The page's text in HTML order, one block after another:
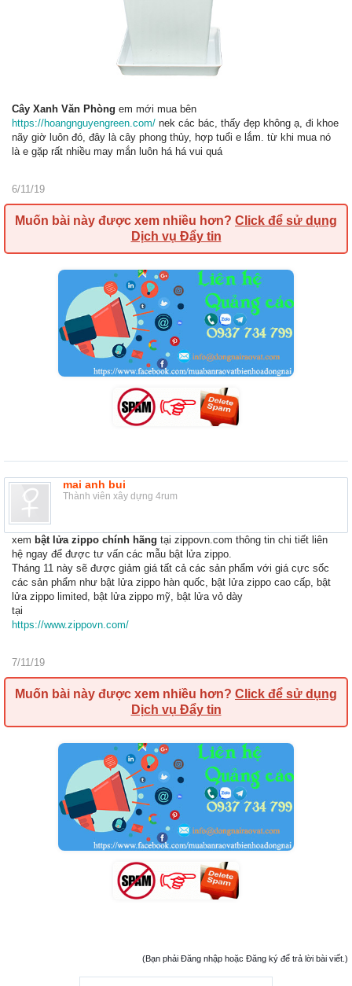
Cây Xanh Văn Phòng em mới mua bên
https://hoangnguyengreen.com/ nek các bác, thấy đẹp không ạ, đi khoe
nãy giờ luôn đó, đây là cây phong thủy, hợp tuổi e lắm. từ khi mua nó
là e gặp rất nhiều may mắn luôn há há vui quá
6/11/19
Muốn bài này được xem nhiều hơn? Click để sử dụng
Dịch vụ Đẩy tin
mai anh bui
Thành viên xây dựng 4rum
xem bật lửa zippo chính hãng tại zippovn.com thông tin chi tiết liên
hệ ngay để được tư vấn các mẫu bật lửa zippo.
Tháng 11 này sẽ được giảm giá tất cả các sản phẩm với giá cực sốc
các sản phẩm như bật lửa zippo hàn quốc, bật lửa zippo cao cấp, bật
lửa zippo limited, bật lửa zippo mỹ, bật lửa vỏ dày
tại
https://www.zippovn.com/
7/11/19
Muốn bài này được xem nhiều hơn? Click để sử dụng
Dịch vụ Đẩy tin
(Bạn phải Đăng nhập hoặc Đăng ký để trả lời bài viết.)